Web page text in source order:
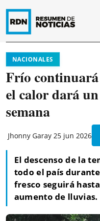
NACIONALES
Frío
el calor dará
semana
Jhonny Garay 25 jun 2026
El descenso de la
todo el país
fresco seguirá
aumento de lluvias.